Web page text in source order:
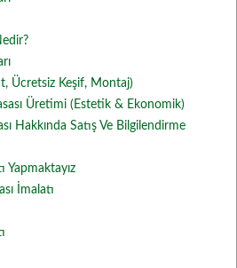
Ücretsiz Keşif, Montaj)
Üretimi (Estetik & Ekonomik)
Hakkında Satış Ve Bilgilendirme
Yapmaktayız
İmalatı